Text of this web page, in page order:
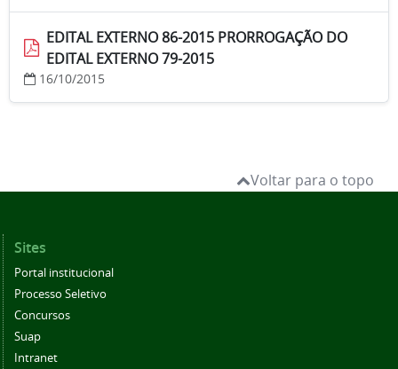
EDITAL EXTERNO 86-2015 PRORROGAÇÃO DO
EDITAL EXTERNO 79-2015
16/10/2015
Voltar para o topo
Sites
Portal institucional
Processo Seletivo
Concursos
Suap
Intranet